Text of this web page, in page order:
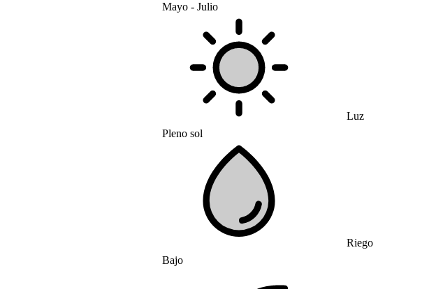
Mayo - Julio
Luz
Pleno sol
Riego
Bajo